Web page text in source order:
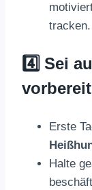
tracken.
4️⃣ Sei
Erste
Halte